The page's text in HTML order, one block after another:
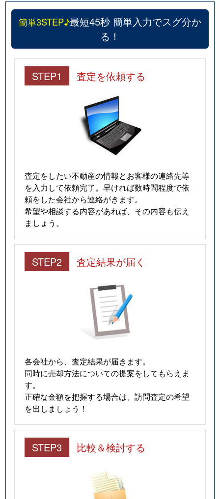
簡単3STEP♪最短45秒 簡単入力でスグ分か
る！
STEP1 査定を依頼する
査定をしたい不動産の情報とお客様の連絡先等
を入力して依頼完了。早ければ数時間程度で依
頼をした会社から連絡がきます。
希望や相談する内容があれば、その内容も伝え
ましょう。
STEP2 査定結果が届く
各会社から、査定結果が届きます。
同時に売却方法についての提案をしてもらえま
す。
正確な金額を把握する場合は、訪問査定の希望
を出しましょう！
STEP3 比較＆検討する